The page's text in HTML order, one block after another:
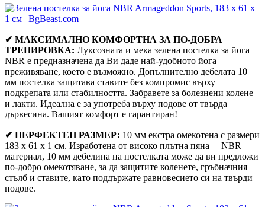
✔ МАКСИМАЛНО КОМФОРТНА ЗА ПО-ДОБРА
ТРЕНИРОВКА: Луксозната и мека зелена постелка за йога
NBR е предназначена да Ви даде най-удобното йога
преживяване, което е възможно. Допълнително дебелата 10
мм постелка защитава ставите без компромис върху
подкрепата или стабилността. Забравете за болезнени колене
и лакти. Идеална е за употреба върху подове от твърда
дървесина. Вашият комфорт е гарантиран!
✔ ПЕРФЕКТЕН РАЗМЕР: 10 мм екстра омекотена с размери
183 x 61 x 1 см. Изработена от високо плътна пяна – NBR
материал, 10 мм дебелина на постелката може да ви предложи
по-добро омекотяване, за да защитите коленете, гръбначния
стълб и ставите, като поддържате равновесието си на твърди
подове.